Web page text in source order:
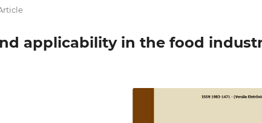
applicability in the food